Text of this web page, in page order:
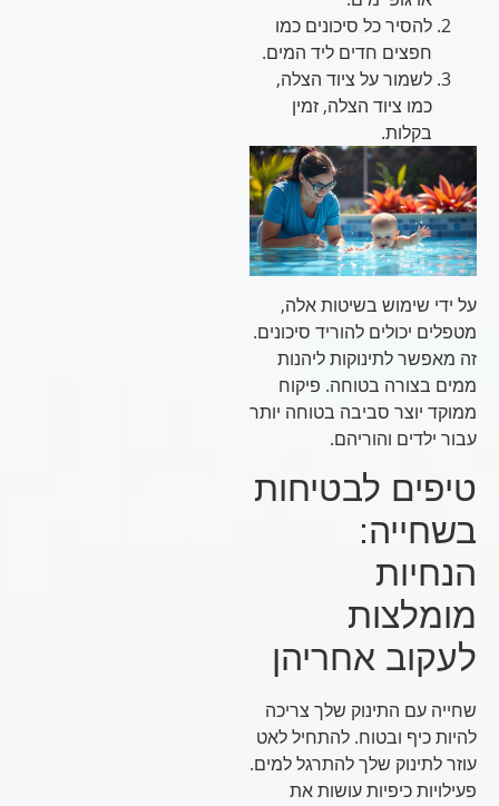
להסיר כל סיכונים כמו
חפצים חדים ליד המים.
לשמור על ציוד הצלה,
כמו ציוד הצלה, זמין
בקלות.
על ידי שימוש בשיטות אלה,
מטפלים יכולים להוריד סיכונים.
זה מאפשר לתינוקות ליהנות
ממים בצורה בטוחה. פיקוח
ממוקד יוצר סביבה בטוחה יותר
עבור ילדים והוריהם.
טיפים לבטיחות
בשחייה:
הנחיות
מומלצות
לעקוב אחריהן
שחייה עם התינוק שלך צריכה
להיות כיף ובטוח. להתחיל לאט
עוזר לתינוק שלך להתרגל למים.
פעילויות כיפיות עושות את